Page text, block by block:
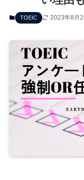
TOEIC 2023年8月